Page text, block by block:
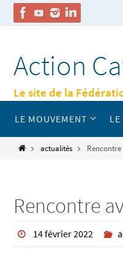
contenu
Action
Le site de la
contenu
LE MOUVEMENT
Homeactualités Rencontre
Rencontre
14 février 2022